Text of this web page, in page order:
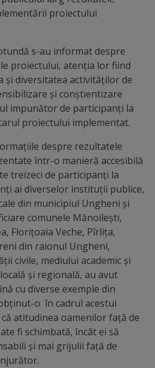
proiectului
s-au informat despre
proiectului, atenția lor fiind
și diversitatea activităților de
și conștientizare
impunător de participanți la
proiectului implementat.
despre rezultatele
într-o manieră accesibilă
treizeci de participanți la
ai diverselor instituții publice,
din municipiul Ungheni și
comunele Mănoilești,
Florițoaia Veche, Pîrlița,
din raionul Ungheni,
civile, mediului academic și
și regională, au avut
cu diverse exemple din
o în cadrul acestui
atitudinea oamenilor față de
fi schimbată, încât ei să
și mai grijulii față de